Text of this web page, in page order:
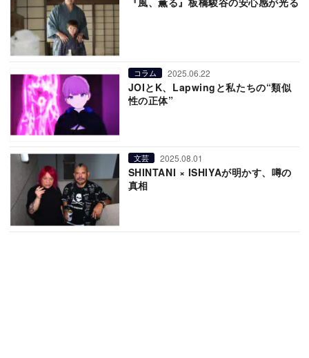
コラム 2025.06.22
JOIとK、Lapwingと私たちの“類似
性の正体”
文芸 2025.08.01
SHINTANI × ISHIYAが明かす、噂の
真相